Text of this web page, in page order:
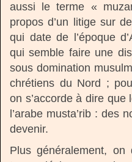
aussi le terme «
propos d’un litige sur
qui date de l’époque
qui semble faire une
sous domination
chrétiens du Nord ;
on s’accorde à dire
l’arabe musta’rib : des
devenir.
Plus généralement,